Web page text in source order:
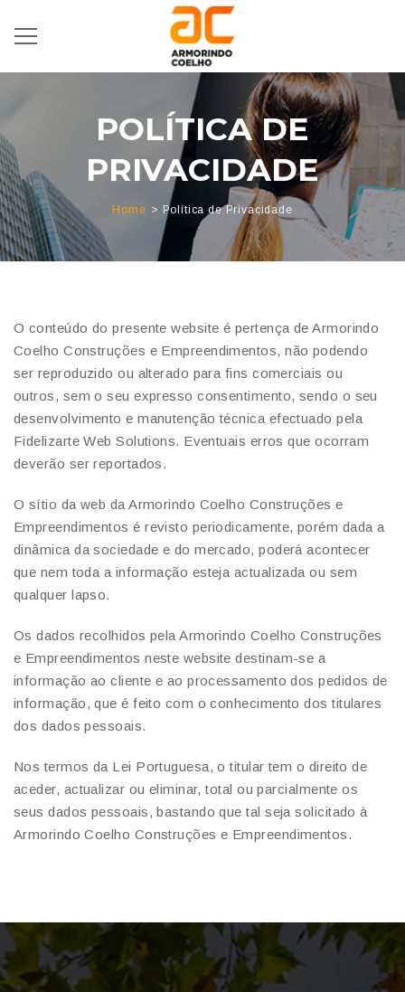
POLÍTICA DE
PRIVACIDADE
Home Política de Privacidade
O conteúdo do presente website é pertença de Armorindo
Coelho Construções e Empreendimentos, não podendo
ser reproduzido ou alterado para fins comerciais ou
outros, sem o seu expresso consentimento, sendo o seu
desenvolvimento e manutenção técnica efectuado pela
Fidelizarte Web Solutions. Eventuais erros que ocorram
deverão ser reportados.
O sítio da web da Armorindo Coelho Construções e
Empreendimentos é revisto periodicamente, porém dada a
dinâmica da sociedade e do mercado, poderá acontecer
que nem toda a informação esteja actualizada ou sem
qualquer lapso.
Os dados recolhidos pela Armorindo Coelho Construções
e Empreendimentos neste website destinam-se a
informação ao cliente e ao processamento dos pedidos de
informação, que é feito com o conhecimento dos titulares
dos dados pessoais.
Nos termos da Lei Portuguesa, o titular tem o direito de
aceder, actualizar ou eliminar, total ou parcialmente os
seus dados pessoais, bastando que tal seja solicitado à
Armorindo Coelho Construções e Empreendimentos.